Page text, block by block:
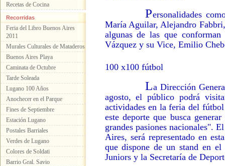
Recetas de Cocina
Recorridas
Feria del Libro Buenos Aires
2011
Murales Culturales de Mataderos
Buenos Aires Playa
Caminata de Octubre
Tarde Soleada
Lugano 100 Años
Anochecer en el Parque
Fines de Septiembre
Estación Lugano
Postales Barriales
Verdes de Lugano
Colores de Soldati
Barrio Gral. Savio
Personalidades
María Aguilar, Alejandro
algunas de las que
Vázquez y su Vice, Emilio
100 x100 fútbol
La Dirección
agosto, el público podrá
actividades en la feria del
este deporte que busca
grandes pasiones nacionales".
Aires, será representado en
que dispone de un stand en
Juniors y la Secretaría de